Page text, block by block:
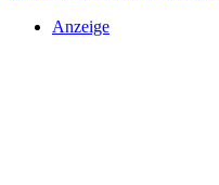
Anzeige